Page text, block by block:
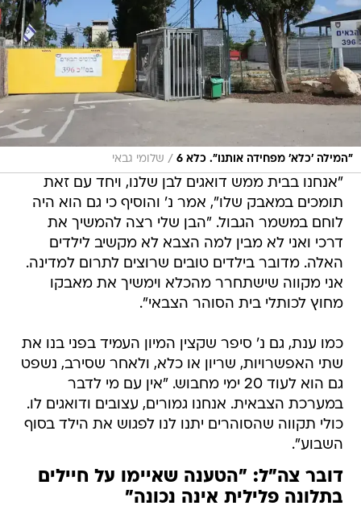
"המילה 'כלא' מפחידה אותנו". כלא 6 / שלומי גבאי
"אנחנו בבית ממש דואגים לבן שלנו, ויחד עם זאת
תומכים במאבק שלו", אמר נ' והוסיף כי גם הוא היה
לוחם במשמר הגבול. "הבן שלי רצה להמשיך את
דרכי ואני לא מבין למה הצבא לא מקשיב לילדים
האלה. מדובר בילדים טובים שרוצים לתרום למדינה.
אני מקווה שישתחרר מהכלא וימשיך את מאבקו
מחוץ לכותלי בית הסוהר הצבאי".
כמו ענת, גם נ' סיפר שקצין המיון העמיד בפני בנו את
שתי האפשרויות, שריון או כלא, ולאחר שסירב, נשפט
גם הוא לעוד 20 ימי מחבוש. "אין עם מי לדבר
במערכת הצבאית. אנחנו גמורים, עצובים ודואגים לו.
כולי תקווה שהסוהרים יתנו לנו לפגוש את הילד בסוף
השבוע".
דובר צה"ל: "הטענה שאיימו על חיילים
בתלונה פלילית אינה נכונה"